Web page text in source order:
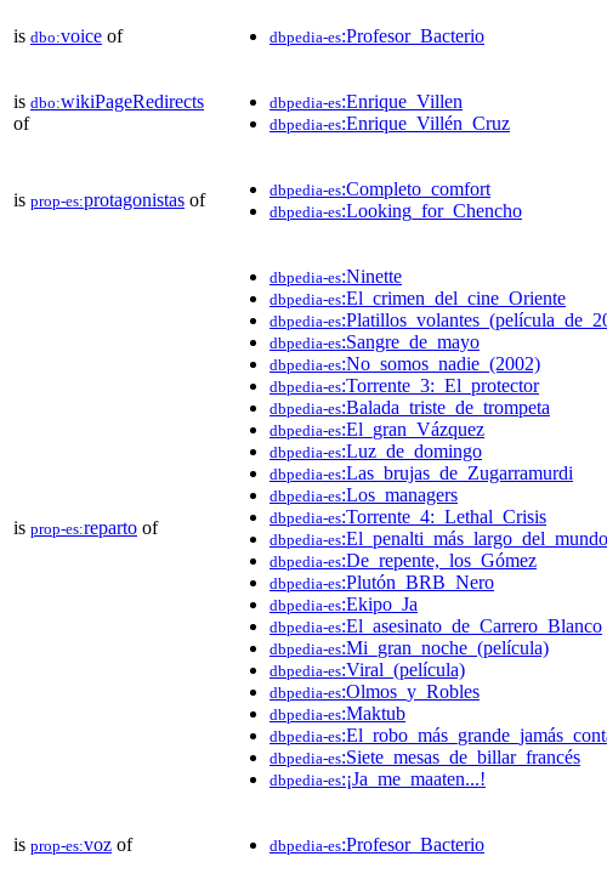
is dbo:voice of dbpedia-es:Profesor_Bacterio
is dbo:wikiPageRedirects
of
dbpedia-es:Enrique_Villen
dbpedia-es:Enrique_Villén_Cruz
is prop-es:protagonistas of dbpedia-es:Completo_comfort
dbpedia-es:Looking_for_Chencho
is prop-es:reparto of
dbpedia-es:Ninette
dbpedia-es:El_crimen_del_cine_Oriente
dbpedia-es
dbpedia-es:Sangre_de_mayo
dbpedia-es:No_somos_nadie_(2002)
dbpedia-es:Torrente_3:_El_protector
dbpedia-es:Balada_triste_de_trompeta
dbpedia-es:El_gran_Vázquez
dbpedia-es:Luz_de_domingo
dbpedia-es:Las_brujas_de_Zugarramurdi
dbpedia-es:Los_managers
dbpedia-es:Torrente_4:_Lethal_Crisis
dbpedia-es:El_penalti_más_largo_del_mundo
dbpedia-es:De_repente,_los_Gómez
dbpedia-es:Plutón_BRB_Nero
dbpedia-es:Ekipo_Ja
dbpedia-es:El_asesinato_de_Carrero_Blanco
dbpedia-es:Mi_gran_noche_(película)
dbpedia-es:Viral_(película)
dbpedia-es:Olmos_y_Robles
dbpedia-es:Maktub
dbpedia-es
dbpedia-es:Siete_mesas_de_billar_francés
dbpedia-es:¡Ja_me_maaten...!
is prop-es:voz of dbpedia-es:Profesor_Bacterio